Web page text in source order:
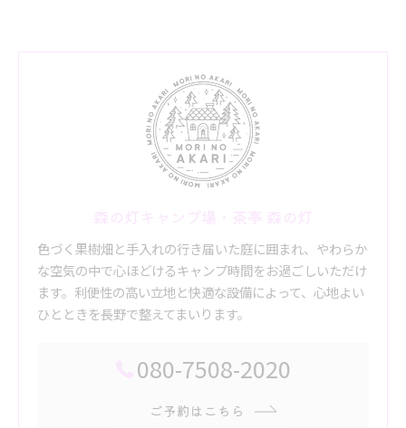
色づく果樹畑と手入れの行き届いた庭に囲まれ、やわらか
な空気の中で心ほどけるキャンプ時間をお過ごしいただけ
ます。利便性の高い立地と快適な設備によって、心地よい
ひとときを長野で整えてまいります。
080-7508-2020
ご予約はこちら